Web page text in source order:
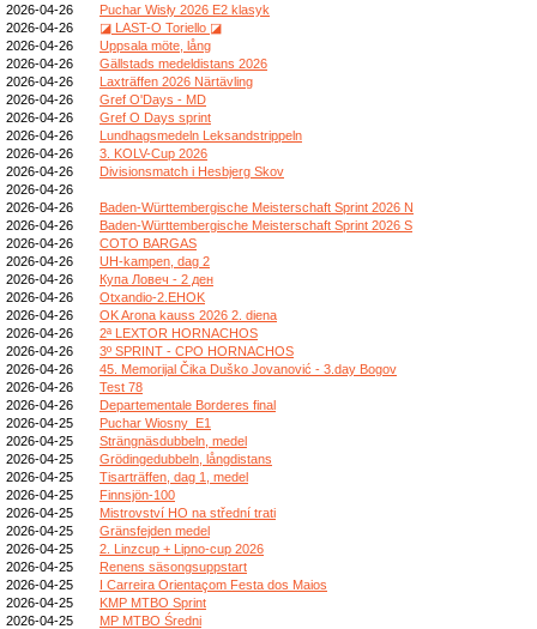
2026-04-26
Puchar Wisły 2026 E2 klasyk
2026-04-26
◪ LAST-O Toriello ◪
2026-04-26
Uppsala möte, lång
2026-04-26
Gällstads medeldistans 2026
2026-04-26
Laxträffen 2026 Närtävling
2026-04-26
Gref O'Days - MD
2026-04-26
Gref O Days sprint
2026-04-26
Lundhagsmedeln Leksandstrippeln
2026-04-26
3. KOLV-Cup 2026
2026-04-26
Divisionsmatch i Hesbjerg Skov
2026-04-26
2026-04-26
Baden-Württembergische Meisterschaft Sprint 2026 N
2026-04-26
Baden-Württembergische Meisterschaft Sprint 2026 S
2026-04-26
COTO BARGAS
2026-04-26
UH-kampen, dag 2
2026-04-26
Купа Ловеч - 2 ден
2026-04-26
Otxandio-2.EHOK
2026-04-26
OK Arona kauss 2026 2. diena
2026-04-26
2ª LEXTOR HORNACHOS
2026-04-26
3º SPRINT - CPO HORNACHOS
2026-04-26
45. Memorijal Čika Duško Jovanović - 3.day Bogov
2026-04-26
Test 78
2026-04-26
Departementale Borderes final
2026-04-25
Puchar Wiosny_E1
2026-04-25
Strängnäsdubbeln, medel
2026-04-25
Grödingedubbeln, långdistans
2026-04-25
Tisarträffen, dag 1, medel
2026-04-25
Finnsjön-100
2026-04-25
Mistrovství HO na střední trati
2026-04-25
Gränsfejden medel
2026-04-25
2. Linzcup + Lipno-cup 2026
2026-04-25
Renens säsongsuppstart
2026-04-25
I Carreira Orientaçom Festa dos Maios
2026-04-25
KMP MTBO Sprint
2026-04-25
MP MTBO Średni